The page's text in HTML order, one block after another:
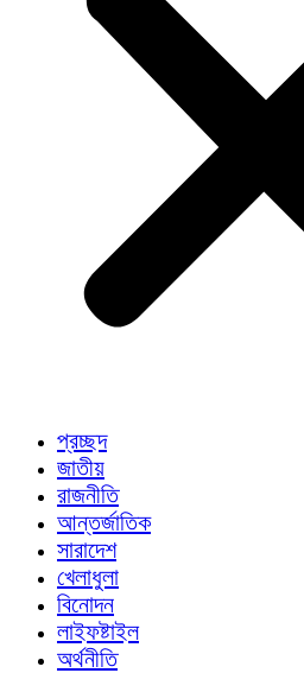
প্রচ্ছদ
জাতীয়
রাজনীতি
আন্তর্জাতিক
সারাদেশ
খেলাধুলা
বিনোদন
লাইফষ্টাইল
অর্থনীতি